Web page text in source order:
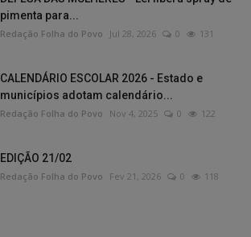
pimenta para...
Redação Folha do Povo Jul 28, 2026 0 131
CALENDÁRIO ESCOLAR 2026 - Estado e
municípios adotam calendário...
Redação Folha do Povo Nov 4, 2025 0 122
EDIÇÃO 21/02
Redação Folha do Povo Fev 21, 2026 0 118